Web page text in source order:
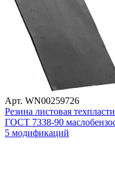
Арт. WN00259726
Резина листовая
ГОСТ 7338-90
5 модификаций